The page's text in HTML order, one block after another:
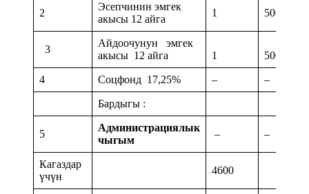
2
Эсепчинин эмгек
акысы 12 айга
1 5000
3
Айдоочунун эмгек
акысы 12 айга
1 5000
4 Соцфонд 17,25% – –
Бардыгы :
5
Администрациялык
чыгым
– –
Кагаздар
үчүн
4600